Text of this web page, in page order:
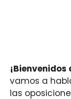
vamos a
las